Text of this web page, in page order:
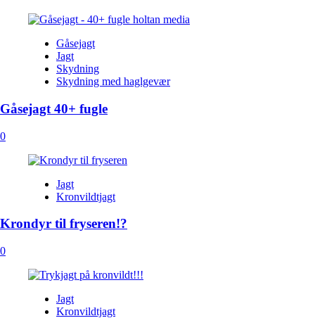
Gåsejagt
Jagt
Skydning
Skydning med haglgevær
Gåsejagt 40+ fugle
0
Jagt
Kronvildtjagt
Krondyr til fryseren!?
0
Jagt
Kronvildtjagt